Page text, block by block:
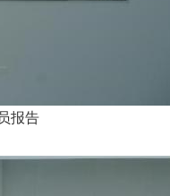
报告